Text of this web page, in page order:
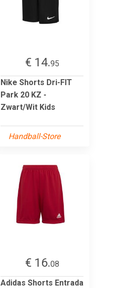
€ 14.95
Nike Shorts Dri-FIT
Park 20 KZ -
Zwart/Wit Kids
Handball-Store
€ 16.08
Adidas Shorts Entrada